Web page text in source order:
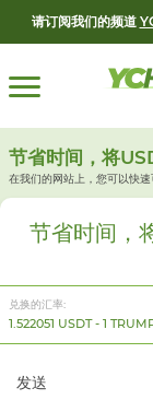
请订阅我们的频道
节省时间，将
在我们的网站上，您可以快
节省时间，
兑换的汇率:
1.522051 USDT - 1
发送